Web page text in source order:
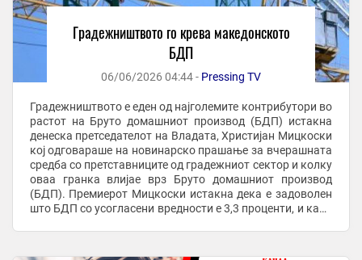
Градежништвото го крева македонското
БДП
06/06/2026 04:44 - Pressing TV
Градежништвото е еден од најголемите контрибутори во
растот на Бруто домашниот производ (БДП) истакна
денеска претседателот на Владата, Христијан Мицкоски
кој одговараше на новинарско прашање за вчерашната
средба со претставниците од градежниот сектор и колку
оваа гранка влијае врз Бруто домашниот производ
(БДП). Премиерот Мицкоски истакна дека е задоволен
што БДП со усогласени вредности е 3,3 проценти, и како